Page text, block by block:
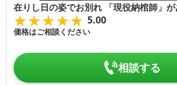
在りし日の姿でお別れ 「現役納棺師」
★★★★★
★★★★★ 5.00
価格はご相談ください
相談する